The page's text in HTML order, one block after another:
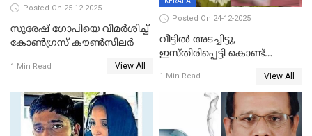
Posted On 25-12-2025
സുരേഷ് ഗോപിയെ വിമര്‍ശിച്ച്
കോണ്‍ഗ്രസ് കൗണ്‍സിലര്‍
1 Min Read View All
Posted On 24-12-2025
വീട്ടിൽ അടച്ചിട്ടു,
ഇസ്തിരിപ്പെട്ടി കൊണ്ട്
ഗർഭിണിയായ യുവതിക്ക് ക്രൂര
1 Min Read View All